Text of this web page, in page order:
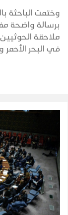
وختمت الباحثة
برسالة واضحة
ملاحقة
في البحر الأحمر